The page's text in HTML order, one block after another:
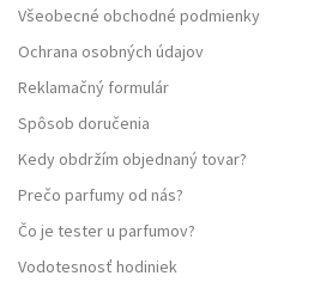
Všeobecné obchodné podmienky
Ochrana osobných údajov
Reklamačný formulár
Spôsob doručenia
Kedy obdržím objednaný tovar?
Prečo parfumy od nás?
Čo je tester u parfumov?
Vodotesnosť hodiniek